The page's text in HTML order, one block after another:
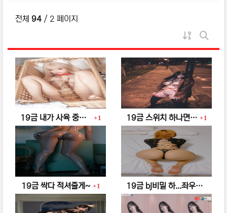
전체 94/ 2 페이지
게시물 정렬
게시판
19금 내가 사육 중인 초록눈 고양이 댓글
1 19금 스위치 하나면 질질 싼다.. 댓글
1
19금 싹다 적셔줄게~ 댓글
1 19금 bj비밀 하...좌우로 찰싹 찰싹
댓글